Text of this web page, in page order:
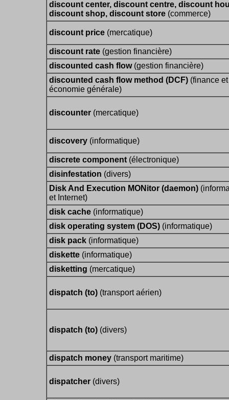
discount center, discount centre, discount
discount shop, discount store (commerce)
discount price (mercatique)
discount rate (gestion financière)
discounted cash flow(gestion financière)
discounted cash flow method (DCF) (finance et
économie générale)
discounter (mercatique)
discovery (informatique)
discrete component (électronique)
disinfestation (divers)
Disk And Execution MONitor (daemon)
et Internet)
disk cache (informatique)
disk operating system (DOS) (informatique)
disk pack (informatique)
diskette (informatique)
disketting (mercatique)
dispatch (to) (transport aérien)
dispatch (to) (divers)
dispatch money (transport maritime)
dispatcher (divers)